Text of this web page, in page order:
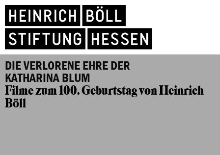
DIE VERLORENE EHRE DER
KATHARINA BLUM
Filme zum 100. Geburtstag von Heinrich
Böll